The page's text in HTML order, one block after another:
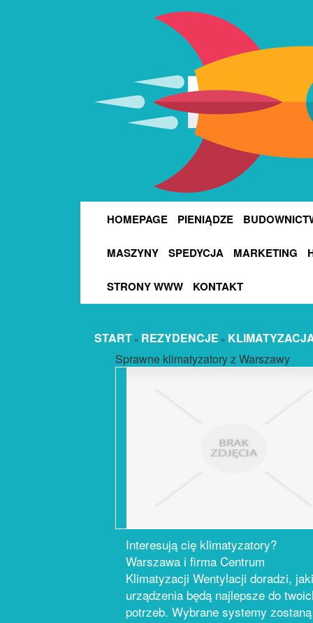
HOMEPAGE PIENIĄDZE
MASZYNY SPEDYCJA MARKETING
STRONY WWW KONTAKT
START » REZYDENCJE »
Sprawne klimatyzatory z Warszawy
Interesują cię klimatyzatory?
Warszawa i firma Centrum
Klimatyzacji Wentylacji doradzi, jaki
urządzenia będą najlepsze do
potrzeb. Wybrane systemy zostaną